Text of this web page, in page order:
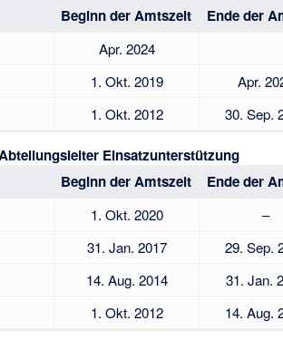
Beginn der Amtszeit Ende der
Apr. 2024
1. Okt. 2019
Apr.
1. Okt. 2012 30. Sep.
Einsatzunterstützung
Beginn der Amtszeit Ende der
1. Okt. 2020
–
31. Jan. 2017
29. Sep.
14. Aug. 2014
31. Jan.
1. Okt. 2012 14. Aug.